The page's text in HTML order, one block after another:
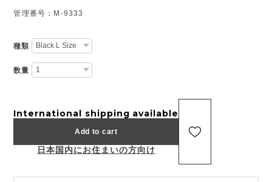
管理番号：M-9333
種類
数量
International shipping available
Add to cart
日本国内にお住まいの方向け